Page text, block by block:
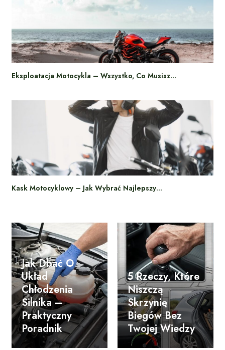
Eksploatacja Motocykla – Wszystko, Co Musisz…
Kask Motocyklowy – Jak Wybrać Najlepszy…
Jak Dbać O
Układ
Chłodzenia
Silnika –
Praktyczny
Poradnik
5 Rzeczy, Które
Niszczą
Skrzynię
Biegów Bez
Twojej Wiedzy